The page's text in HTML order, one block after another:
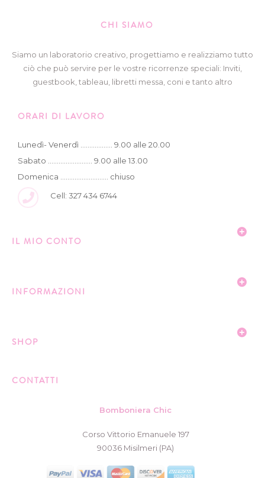
CHI SIAMO
Siamo un laboratorio creativo, progettiamo e realizziamo tutto
ciò che può servire per le vostre ricorrenze speciali: Inviti,
guestbook, tableau, libretti messa, coni e tanto altro
ORARI DI LAVORO
Lunedì- Venerdì .................. 9.00 alle 20.00
Sabato ......................... 9.00 alle 13.00
Domenica ........................... chiuso
Cell: 327 434 6744
IL MIO CONTO
INFORMAZIONI
SHOP
CONTATTI
Bomboniera Chic
Corso Vittorio Emanuele 197
90036 Misilmeri (PA)